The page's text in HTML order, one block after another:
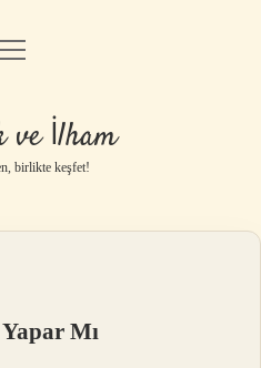
Politikası
Uyarı
menüyü
ve İlham
birlikte keşfet!
Mı